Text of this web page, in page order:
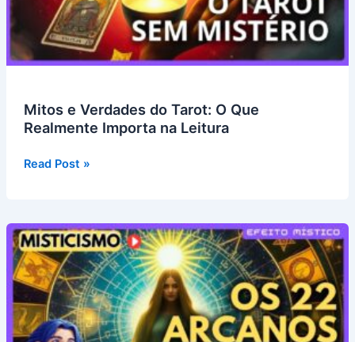
Tomar
Decisões
Mais
Conscientes
Mitos e Verdades do Tarot: O Que
Realmente Importa na Leitura
Mitos
do
Tarot:
O
Que
Realmente
Importa
na
Read Post »